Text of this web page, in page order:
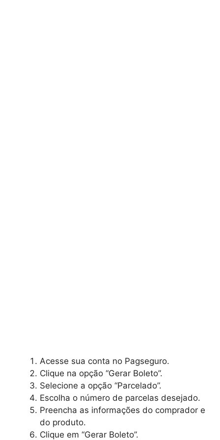
Acesse sua conta no Pagseguro.
Clique na opção “Gerar Boleto”.
Selecione a opção “Parcelado”.
Escolha o número de parcelas desejado.
Preencha as informações do comprador e
do produto.
Clique em “Gerar Boleto”.